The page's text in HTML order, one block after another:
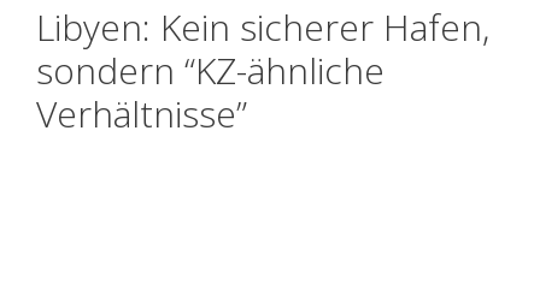
Libyen: Kein sicherer Hafen,
sondern “KZ-ähnliche
Verhältnisse”